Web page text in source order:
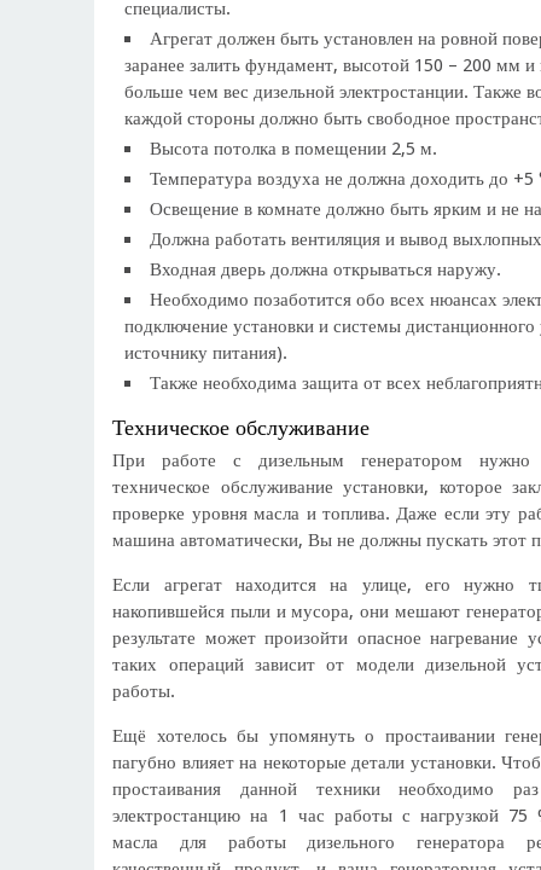
специалисты.
Агрегат должен быть установлен на ровной
заранее залить фундамент, высотой 150 – 200 мм и
больше чем вес дизельной электростанции. Также
каждой стороны должно быть свободное
Высота потолка в помещении 2,5 м.
Температура воздуха не должна доходить до +5
Освещение в комнате должно быть ярким и не
Должна работать вентиляция и вывод
Входная дверь должна открываться наружу.
Необходимо позаботится обо всех нюансах
подключение установки и системы дистанционного
источнику питания).
Также необходима защита от всех
Техническое обслуживание
При работе с дизельным генератором нужно
техническое обслуживание установки, которое
проверке уровня масла и топлива. Даже если эту
машина автоматически, Вы не должны пускать этот
Если агрегат находится на улице, его нужно
накопившейся пыли и мусора, они мешают
результате может произойти опасное нагревание
таких операций зависит от модели дизельной
работы.
Ещё хотелось бы упомянуть о простаивании
пагубно влияет на некоторые детали установки.
простаивания данной техники необходимо
электростанцию на 1 час работы с нагрузкой 75
масла для работы дизельного генератора